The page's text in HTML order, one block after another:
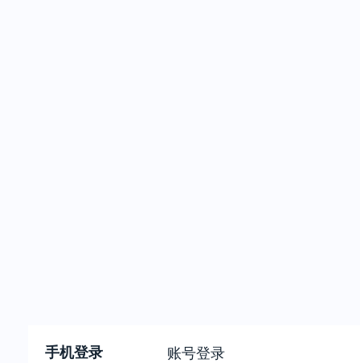
手机登录 账号登录